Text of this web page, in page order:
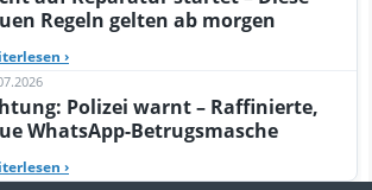
Regeln gelten ab morgen
›
Polizei warnt – Raffinierte,
WhatsApp-Betrugsmasche
›